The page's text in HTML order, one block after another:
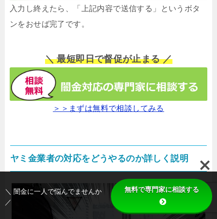
入力し終えたら、「上記内容で送信する」というボタ
ンをおせば完了です。
＼ 最短即日で督促が止まる ／
＞＞まずは無料で相談してみる
ヤミ金業者の対応をどうやるのか詳しく説明
＼ 闇金に一人で悩んでませんか
／
無料で専門家に相談する